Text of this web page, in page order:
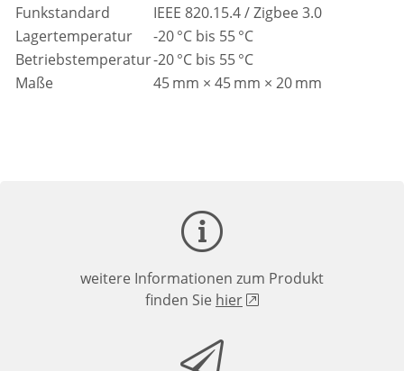
Funkstandard
IEEE 820.15.4 / Zigbee 3.0
Lagertemperatur
-20 °C bis 55 °C
Betriebstemperatur-20 °C bis 55 °C
Maße
45 mm × 45 mm × 20 mm
weitere Informationen zum Produkt
finden Sie hier